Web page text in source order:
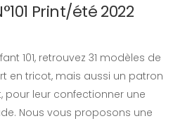
Print/été 2022
101, retrouvez 31 modèles de
en tricot, mais aussi un patron
pour leur confectionner une
Nous vous proposons une